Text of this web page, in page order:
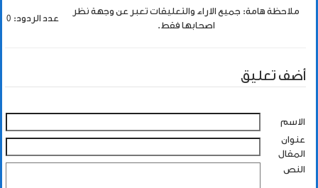
ملاحظة هامة: جميع الاراء والتعليقات تعبر عن وجهة نظر
اصحابها فقط.
عدد الردود: 0
أضف تعليق
الاسم
عنوان
المقال
النص